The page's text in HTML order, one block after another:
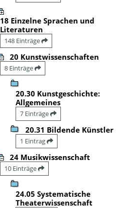
18 Einzelne Sprachen und
Literaturen
148 Einträge
20 Kunstwissenschaften
8 Einträge
20.30 Kunstgeschichte:
Allgemeines
7 Einträge
20.31 Bildende Künstler
1 Eintrag
24 Musikwissenschaft
10 Einträge
24.05 Systematische
Theaterwissenschaft